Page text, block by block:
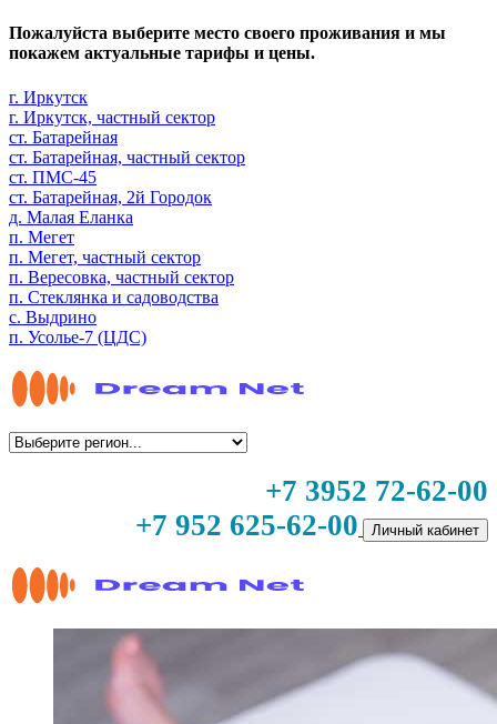
Пожалуйста выберите место своего проживания и мы
покажем актуальные тарифы и цены.
г. Иркутск
г. Иркутск, частный сектор
ст. Батарейная
ст. Батарейная, частный сектор
ст. ПМС-45
ст. Батарейная, 2й Городок
д. Малая Еланка
п. Мегет
п. Мегет, частный сектор
п. Вересовка, частный сектор
п. Стеклянка и садоводства
с. Выдрино
п. Усолье-7 (ЦДС)
+7 3952 72-62-00
+7 952 625-62-00
Личный кабинет